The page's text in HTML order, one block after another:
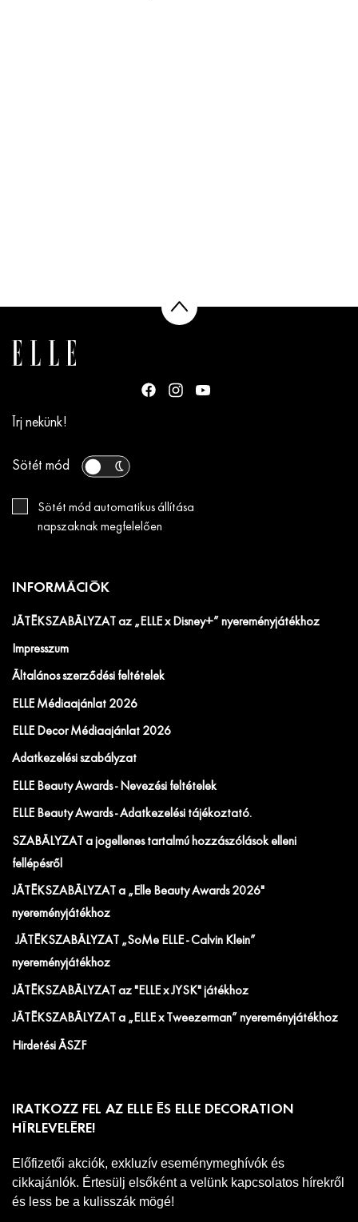
Írj nekünk!
Sötét mód
Sötét mód automatikus állítása
napszaknak megfelelően
INFORMÁCIÓK
JÁTÉKSZABÁLYZAT az „ELLE x Disney+” nyereményjátékhoz
Impresszum
Általános szerződési feltételek
ELLE Médiaajánlat 2026
ELLE Decor Médiaajánlat 2026
Adatkezelési szabályzat
ELLE Beauty Awards - Nevezési feltételek
ELLE Beauty Awards - Adatkezelési tájékoztató.
SZABÁLYZAT a jogellenes tartalmú hozzászólások elleni
fellépésről
JÁTÉKSZABÁLYZAT a „Elle Beauty Awards 2026"
nyereményjátékhoz
JÁTÉKSZABÁLYZAT „SoMe ELLE - Calvin Klein”
nyereményjátékhoz
JÁTÉKSZABÁLYZAT az "ELLE x JYSK" játékhoz
JÁTÉKSZABÁLYZAT a „ELLE x Tweezerman” nyereményjátékhoz
Hirdetési ÁSZF
IRATKOZZ FEL AZ ELLE ÉS ELLE DECORATION
HÍRLEVELÉRE!
Előfizetői akciók, exkluzív eseménymeghívók és
cikkajánlók. Értesülj elsőként a velünk kapcsolatos hírekről
és less be a kulisszák mögé!